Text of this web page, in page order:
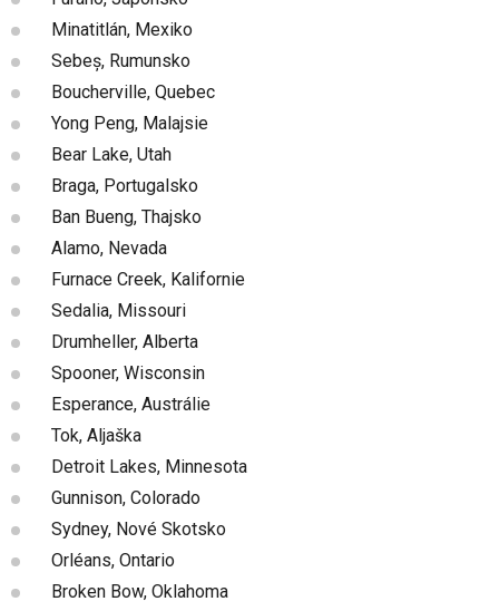
Minatitlán, Mexiko
Sebeș, Rumunsko
Boucherville, Quebec
Yong Peng, Malajsie
Bear Lake, Utah
Braga, Portugalsko
Ban Bueng, Thajsko
Alamo, Nevada
Furnace Creek, Kalifornie
Sedalia, Missouri
Drumheller, Alberta
Spooner, Wisconsin
Esperance, Austrálie
Tok, Aljaška
Detroit Lakes, Minnesota
Gunnison, Colorado
Sydney, Nové Skotsko
Orléans, Ontario
Broken Bow, Oklahoma